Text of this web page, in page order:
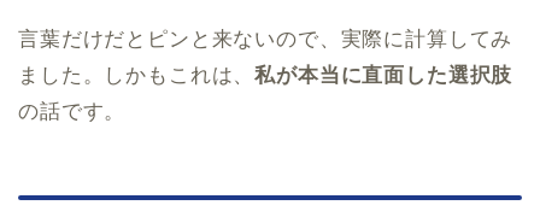
言葉だけだとピンと来ないので、実際に計算してみ
ました。しかもこれは、私が本当に直面した選択肢
の話です。